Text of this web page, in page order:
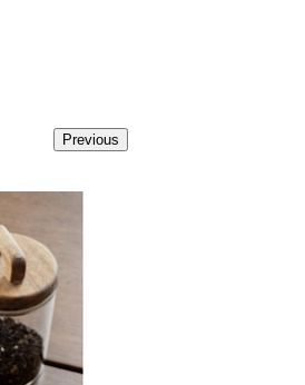
Previous